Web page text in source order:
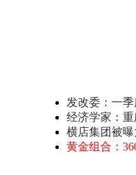
发改委：一
经济学家：
横店集团被
黄金组合：